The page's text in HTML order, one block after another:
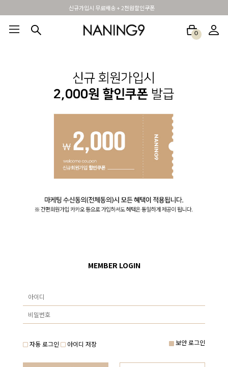
신규가입시 무료배송 + 2천원할인쿠폰
0
MEMBER LOGIN
자동 로그인 아이디 저장 보안 로그인